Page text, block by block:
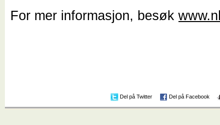
For mer informasjon, besøk
Del på Twitter Del på Facebook